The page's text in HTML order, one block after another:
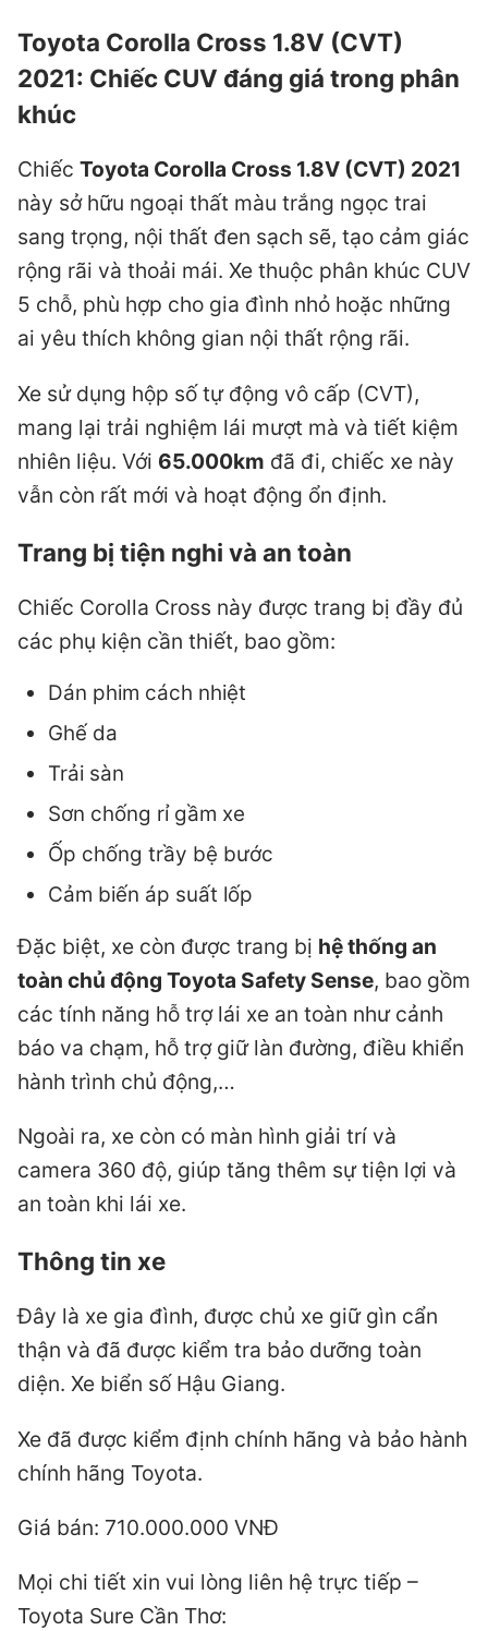
Toyota Corolla Cross 1.8V (CVT)
2021: Chiếc CUV đáng giá trong phân
khúc
Chiếc Toyota Corolla Cross 1.8V (CVT) 2021
này sở hữu ngoại thất màu trắng ngọc trai
sang trọng, nội thất đen sạch sẽ, tạo cảm giác
rộng rãi và thoải mái. Xe thuộc phân khúc CUV
5 chỗ, phù hợp cho gia đình nhỏ hoặc những
ai yêu thích không gian nội thất rộng rãi.
Xe sử dụng hộp số tự động vô cấp (CVT),
mang lại trải nghiệm lái mượt mà và tiết kiệm
nhiên liệu. Với 65.000km đã đi, chiếc xe này
vẫn còn rất mới và hoạt động ổn định.
Trang bị tiện nghi và an toàn
Chiếc Corolla Cross này được trang bị đầy đủ
các phụ kiện cần thiết, bao gồm:
Dán phim cách nhiệt
Ghế da
Trải sàn
Sơn chống rỉ gầm xe
Ốp chống trầy bệ bước
Cảm biến áp suất lốp
Đặc biệt, xe còn được trang bị hệ thống an
toàn chủ động Toyota Safety Sense, bao gồm
các tính năng hỗ trợ lái xe an toàn như cảnh
báo va chạm, hỗ trợ giữ làn đường, điều khiển
hành trình chủ động,…
Ngoài ra, xe còn có màn hình giải trí và
camera 360 độ, giúp tăng thêm sự tiện lợi và
an toàn khi lái xe.
Thông tin xe
Đây là xe gia đình, được chủ xe giữ gìn cẩn
thận và đã được kiểm tra bảo dưỡng toàn
diện. Xe biển số Hậu Giang.
Xe đã được kiểm định chính hãng và bảo hành
chính hãng Toyota.
Giá bán: 710.000.000 VNĐ
Mọi chi tiết xin vui lòng liên hệ trực tiếp –
Toyota Sure Cần Thơ: